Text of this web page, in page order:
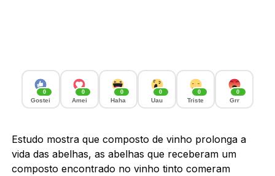
0
Gostei
0
Amei
0
Haha
0
Uau
0
Triste
0
Grr
Estudo mostra que composto de vinho prolonga a
vida das abelhas, as abelhas que receberam um
composto encontrado no vinho tinto comeram